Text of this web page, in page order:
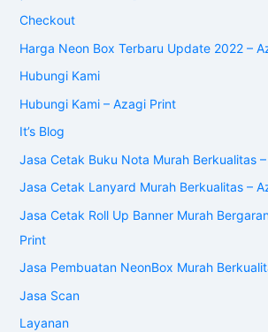
Checkout
Harga Neon Box Terbaru Update 2022 –
Hubungi Kami
Hubungi Kami – Azagi Print
It’s Blog
Jasa Cetak Buku Nota Murah Berkualitas
Jasa Cetak Lanyard Murah Berkualitas –
Jasa Cetak Roll Up Banner Murah
Print
Jasa Pembuatan NeonBox Murah
Jasa Scan
Layanan